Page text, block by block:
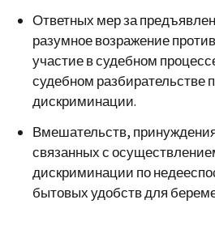
Ответных мер за
разумное возражение
участие в судебном
судебном разбирательстве
дискриминации.
Вмешательств,
связанных с
дискриминации по
бытовых удобствдля